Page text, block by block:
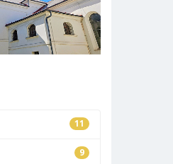
11
9